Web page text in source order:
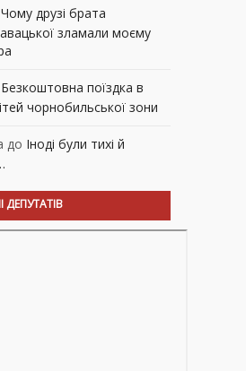
Чому друзі брата
зламали моєму
Безкоштовна поїздка в
чорнобильської зони
до Іноді були тихі й